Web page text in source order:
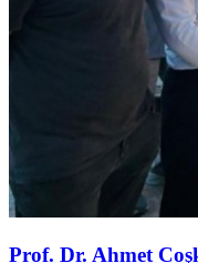
Prof. Dr. Ahmet